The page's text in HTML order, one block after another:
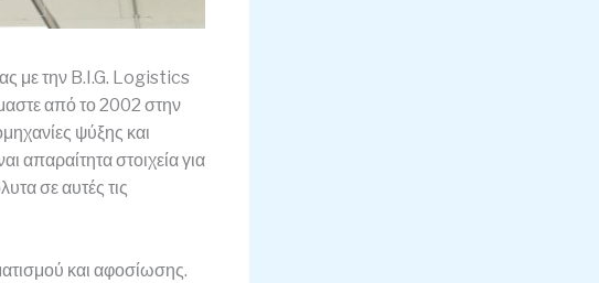
με την B.I.G. Logistics
από το 2002 στην
ψύξης και
απαραίτητα στοιχεία για
σε αυτές τις
και αφοσίωσης.